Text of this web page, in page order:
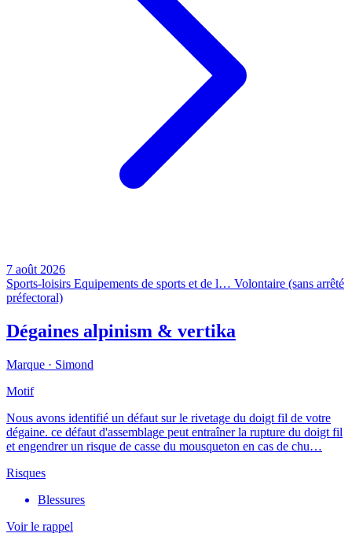
7 août 2026
Sports-loisirs Equipements de sports et de l… Volontaire (sans arrêté
préfectoral)
Dégaines alpinism & vertika
Marque · Simond
Motif
Nous avons identifié un défaut sur le rivetage du doigt fil de votre
dégaine. ce défaut d'assemblage peut entraîner la rupture du doigt fil
et engendrer un risque de casse du mousqueton en cas de chu…
Risques
Blessures
Voir le rappel